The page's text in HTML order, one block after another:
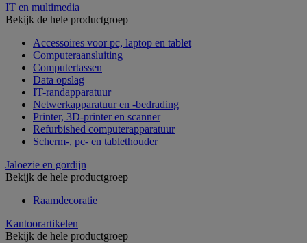
IT en multimedia
Bekijk de hele productgroep
Accessoires voor pc, laptop en tablet
Computeraansluiting
Computertassen
Data opslag
IT-randapparatuur
Netwerkapparatuur en -bedrading
Printer, 3D-printer en scanner
Refurbished computerapparatuur
Scherm-, pc- en tablethouder
Jaloezie en gordijn
Bekijk de hele productgroep
Raamdecoratie
Kantoorartikelen
Bekijk de hele productgroep